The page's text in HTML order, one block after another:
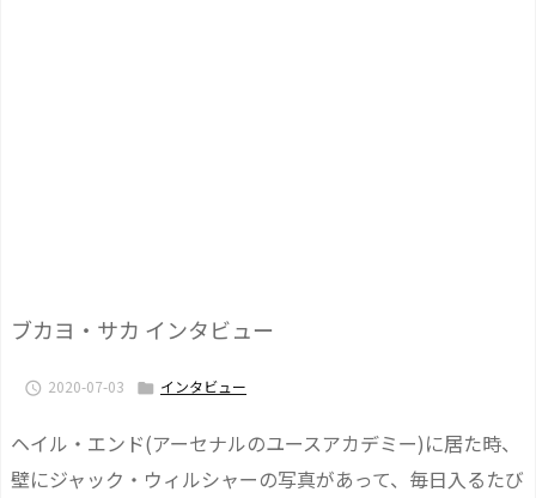
ブカヨ・サカ インタビュー
 2020-07-03  インタビュー
ヘイル・エンド(アーセナルのユースアカデミー)に居た時、
壁にジャック・ウィルシャーの写真があって、毎日入るたび